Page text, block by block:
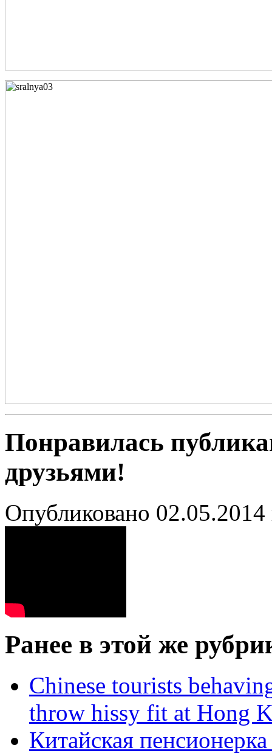
Понравилась
друзьями!
Опубликовано
Ранее в этой же
Chinese tourists
throw hissy fit at Hong
Китайская